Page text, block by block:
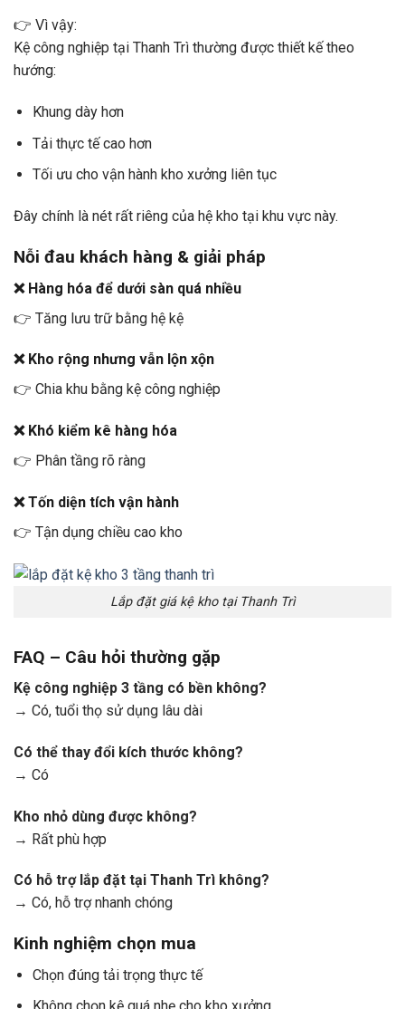
👉 Vì vậy:
Kệ công nghiệp tại Thanh Trì thường được thiết kế theo
hướng:
Khung dày hơn
Tải thực tế cao hơn
Tối ưu cho vận hành kho xưởng liên tục
Đây chính là nét rất riêng của hệ kho tại khu vực này.
Nỗi đau khách hàng & giải pháp
❌ Hàng hóa để dưới sàn quá nhiều
👉 Tăng lưu trữ bằng hệ kệ
❌ Kho rộng nhưng vẫn lộn xộn
👉 Chia khu bằng kệ công nghiệp
❌ Khó kiểm kê hàng hóa
👉 Phân tầng rõ ràng
❌ Tốn diện tích vận hành
👉 Tận dụng chiều cao kho
Lắp đặt giá kệ kho tại Thanh Trì
FAQ – Câu hỏi thường gặp
Kệ công nghiệp 3 tầng có bền không?
→ Có, tuổi thọ sử dụng lâu dài
Có thể thay đổi kích thước không?
→ Có
Kho nhỏ dùng được không?
→ Rất phù hợp
Có hỗ trợ lắp đặt tại Thanh Trì không?
→ Có, hỗ trợ nhanh chóng
Kinh nghiệm chọn mua
Chọn đúng tải trọng thực tế